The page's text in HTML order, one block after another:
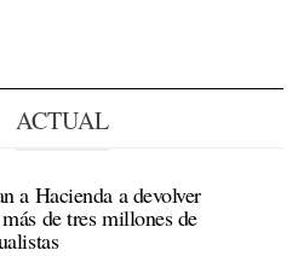
ACTUAL
a Hacienda a devolver
de tres millones de